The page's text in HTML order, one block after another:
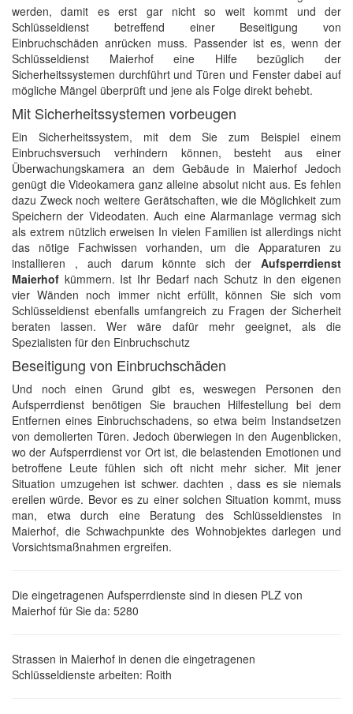
werden, damit es erst gar nicht so weit kommt und der
Schlüsseldienst betreffend einer Beseitigung von
Einbruchschäden anrücken muss. Passender ist es, wenn der
Schlüsseldienst Maierhof eine Hilfe bezüglich der
Sicherheitssystemen durchführt und Türen und Fenster dabei auf
mögliche Mängel überprüft und jene als Folge direkt behebt.
Mit Sicherheitssystemen vorbeugen
Ein Sicherheitssystem, mit dem Sie zum Beispiel einem
Einbruchsversuch verhindern können, besteht aus einer
Überwachungskamera an dem Gebäude in Maierhof Jedoch
genügt die Videokamera ganz alleine absolut nicht aus. Es fehlen
dazu Zweck noch weitere Gerätschaften, wie die Möglichkeit zum
Speichern der Videodaten. Auch eine Alarmanlage vermag sich
als extrem nützlich erweisen In vielen Familien ist allerdings nicht
das nötige Fachwissen vorhanden, um die Apparaturen zu
installieren , auch darum könnte sich der Aufsperrdienst
Maierhof kümmern. Ist Ihr Bedarf nach Schutz in den eigenen
vier Wänden noch immer nicht erfüllt, können Sie sich vom
Schlüsseldienst ebenfalls umfangreich zu Fragen der Sicherheit
beraten lassen. Wer wäre dafür mehr geeignet, als die
Spezialisten für den Einbruchschutz
Beseitigung von Einbruchschäden
Und noch einen Grund gibt es, weswegen Personen den
Aufsperrdienst benötigen Sie brauchen Hilfestellung bei dem
Entfernen eines Einbruchschadens, so etwa beim Instandsetzen
von demolierten Türen. Jedoch überwiegen in den Augenblicken,
wo der Aufsperrdienst vor Ort ist, die belastenden Emotionen und
betroffene Leute fühlen sich oft nicht mehr sicher. Mit jener
Situation umzugehen ist schwer. dachten , dass es sie niemals
ereilen würde. Bevor es zu einer solchen Situation kommt, muss
man, etwa durch eine Beratung des Schlüsseldienstes in
Maierhof, die Schwachpunkte des Wohnobjektes darlegen und
Vorsichtsmaßnahmen ergreifen.
Die eingetragenen Aufsperrdienste sind in diesen PLZ von
Maierhof für Sie da: 5280
Strassen in Maierhof in denen die eingetragenen
Schlüsseldienste arbeiten: Roith